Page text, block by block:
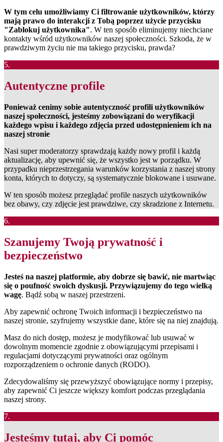
W tym celu umożliwiamy Ci filtrowanie użytkowników, którzy
mają prawo do interakcji z Tobą poprzez użycie przycisku
"Zablokuj użytkownika". W ten sposób eliminujemy niechciane
kontakty wśród użytkowników naszej społeczności. Szkoda, że w
prawdziwym życiu nie ma takiego przycisku, prawda?
5.
Autentyczne profile
Ponieważ cenimy sobie autentyczność profili użytkowników
naszej społeczności, jesteśmy zobowiązani do weryfikacji
każdego wpisu i każdego zdjęcia przed udostępnieniem ich na
naszej stronie
Nasi super moderatorzy sprawdzają każdy nowy profil i każdą
aktualizację, aby upewnić się, że wszystko jest w porządku. W
przypadku nieprzestrzegania warunków korzystania z naszej strony
konta, których to dotyczy, są systematycznie blokowane i usuwane.
W ten sposób możesz przeglądać profile naszych użytkowników
bez obawy, czy zdjęcie jest prawdziwe, czy skradzione z Internetu.
6.
Szanujemy Twoją prywatność i
bezpieczeństwo
Jesteś na naszej platformie, aby dobrze się bawić, nie martwiąc
się o poufność swoich dyskusji. Przywiązujemy do tego wielką
wagę. Bądź sobą w naszej przestrzeni.
Aby zapewnić ochronę Twoich informacji i bezpieczeństwo na
naszej stronie, szyfrujemy wszystkie dane, które się na niej znajdują.
Masz do nich dostęp, możesz je modyfikować lub usuwać w
dowolnym momencie zgodnie z obowiązującymi przepisami i
regulacjami dotyczącymi prywatności oraz ogólnym
rozporządzeniem o ochronie danych (RODO).
Zdecydowaliśmy się przewyższyć obowiązujące normy i przepisy,
aby zapewnić Ci jeszcze większy komfort podczas przeglądania
naszej strony.
7.
Jesteśmy tutaj, aby Ci pomóc